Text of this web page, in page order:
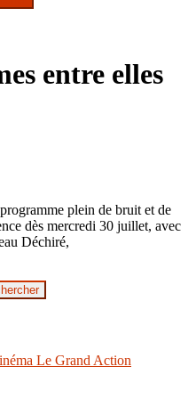
entre elles
plein de bruit et de
dès mercredi 30 juillet, avec
Déchiré,
Le Grand Action